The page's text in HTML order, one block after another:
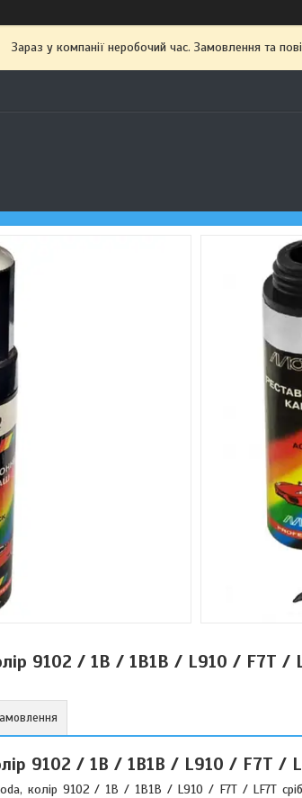
Зараз у компанії неробочий час. Замовлення та
9102 / 1B / 1B1B / L910 / F7T /
9102 / 1B / 1B1B / L910 / F7T /
колір 9102 / 1B / 1B1B / L910 / F7T / LF7T